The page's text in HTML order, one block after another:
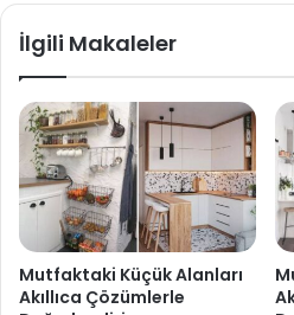
İlgili Makaleler
Mutfaktaki Küçük Alanları
Akıllıca Çözümlerle